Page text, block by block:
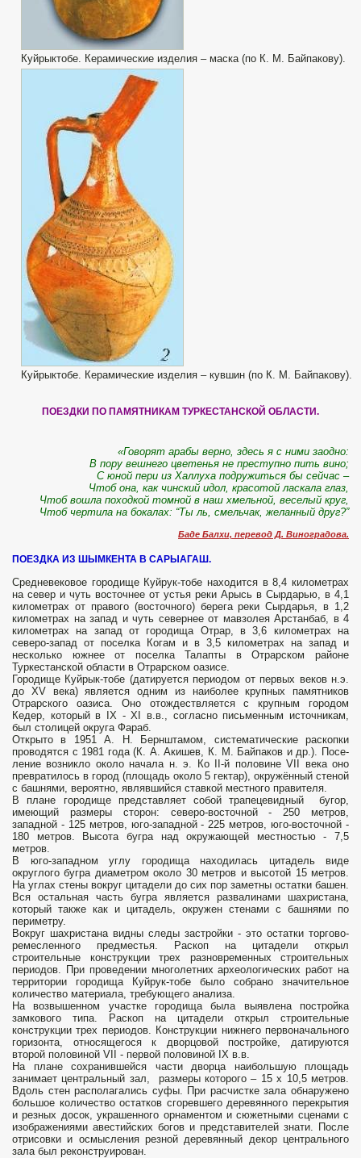
Куйрыктобе. Керамические изделия – маска (по К. М. Байпакову).
Куйрыктобе. Керамические изделия – кувшин (по К. М. Байпакову).
ПОЕЗДКИ ПО ПАМЯТНИКАМ ТУРКЕСТАНСКОЙ ОБЛАСТИ.
«Говорят арабы верно, здесь я с ними заодно:
В пору вешнего цветенья не преступно пить вино;
С юной пери из Халлуха подружиться бы сейчас –
Чтоб она, как чинский идол, красотой ласкала глаз,
Чтоб вошла походкой томной в наш хмельной, веселый круг,
Чтоб чертила на бокалах: “Ты ль, смельчак, желанный друг?”
Баде Балхи, перевод Д. Виноградова.
ПОЕЗДКА ИЗ ШЫМКЕНТА В САРЫАГАШ.
Средневековое городище Куйрук-тобе находится в 8,4 километрах
на север и чуть восточнее от устья реки Арысь в Сырдарью, в 4,1
километрах от правого (восточного) берега реки Сырдарья, в 1,2
километрах на запад и чуть севернее от мавзолея Арстанбаб, в 4
километрах на запад от городища Отрар, в 3,6 километрах на
северо-запад от поселка Когам и в 3,5 километрах на запад и
несколько южнее от поселка Талапты в Отрарском районе
Туркестанской области в Отрарском оазисе.
Городище Куйрык-тобе (датируется периодом от первых веков н.э.
до XV века) является одним из наиболее крупных памятников
Отрарского оазиса. Оно отождествляется с крупным городом
Кедер, который в IX - XI в.в., согласно письменным источникам,
был столицей округа Фараб.
От­кры­то в 1951 А. Н. Берн­ш­та­мом, си­сте­ма­тические рас­коп­ки
проводятся с 1981 года (К. А. Аки­шев, К. М. Бай­па­ков и др.). По­се­
ле­ние воз­ник­ло око­ло на­ча­ла н. э. Ко II-й половине VII века оно
пре­вра­ти­лось в го­род (площадь около 5 гектар), ок­ру­жён­ный сте­ной
с баш­ня­ми, ве­ро­ят­но, яв­ляв­ший­ся став­кой ме­ст­но­го пра­ви­те­ля.
В плане городище представляет собой трапецевидный бугор,
имеющий размеры сторон: северо-восточной - 250 метров,
западной - 125 метров, юго-западной - 225 метров, юго-восточной -
180 метров. Высота бугра над окружающей местностью - 7,5
метров.
В юго-западном углу городища находилась цитадель виде
округлого бугра диаметром около 30 метров и высотой 15 метров.
На углах стены вокруг цитадели до сих пор заметны остатки башен.
Вся остальная часть бугра является развалинами шахристана,
который также как и цитадель, окружен стенами с башнями по
периметру.
Вокруг шахристана видны следы застройки - это остатки торгово-
ремесленного предместья. Раскоп на цитадели открыл
строительные конструкции трех разновременных строительных
периодов. При проведении многолетних археологических работ на
территории городища Куйрук-тобе было собрано значительное
количество материала, требующего анализа.
На возвышенном участке городища была выявлена постройка
замкового типа. Раскоп на цитадели открыл строительные
конструкции трех периодов. Конструкции нижнего первоначального
горизонта, относящегося к дворцовой постройке, датируются
второй половиной VII - первой половиной IX в.в.
На плане сохранившейся части дворца наибольшую площадь
занимает центральный зал, размеры которого – 15 х 10,5 метров.
Вдоль стен располагались суфы. При расчистке зала обнаружено
большое количество остатков сгоревшего деревянного перекрытия
и резных досок, украшенного орнаментом и сюжетными сценами с
изображениями авестийских богов и представителей знати. После
отрисовки и осмысления резной деревянный декор центрального
зала был реконструирован.